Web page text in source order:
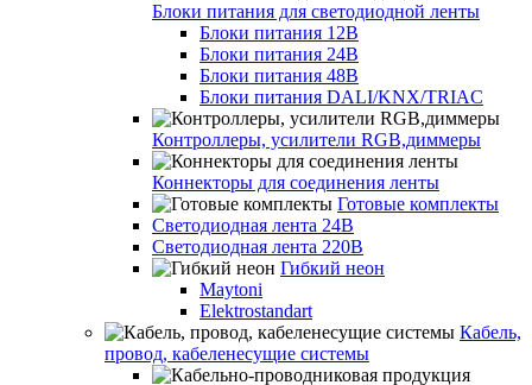
Блоки питания для светодиодной ленты
Блоки питания 12В
Блоки питания 24В
Блоки питания 48В
Блоки питания DALI/KNX/TRIAC
Контроллеры, усилители RGB,диммеры
Коннекторы для соединения ленты
Готовые комплекты
Светодиодная лента 24В
Светодиодная лента 220В
Гибкий неон
Maytoni
Elektrostandart
Кабель,
провод, кабеленесущие системы